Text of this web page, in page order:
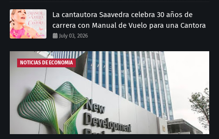
La cantautora Saavedra celebra 30 años de
carrera con Manual de Vuelo para una Cantora
July 03, 2026
NOTICIAS DE ECONOMIA